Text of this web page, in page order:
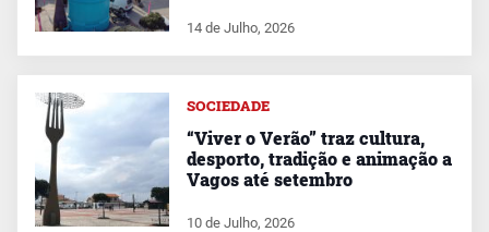
14 de Julho, 2026
SOCIEDADE
“Viver o Verão” traz cultura,
desporto, tradição e animação a
Vagos até setembro
10 de Julho, 2026